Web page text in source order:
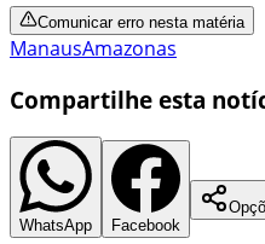
Comunicar erro nesta matéria
ManausAmazonas
Compartilhe esta
WhatsApp Facebook